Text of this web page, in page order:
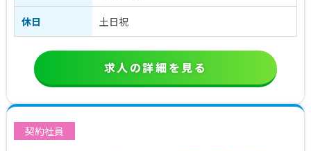
休日 土日祝
求人の詳細を見る
契約社員